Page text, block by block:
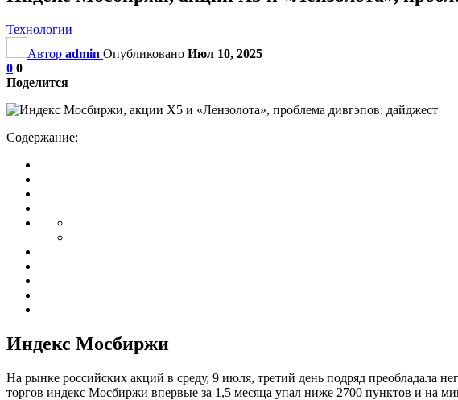
Технологии
Автор admin Опубликовано Июл 10, 2025
0 0
Поделится
Содержание:
Индекс Мосбиржи
На рынке российских акций в среду, 9 июля, третий день подряд преобладала
торгов индекс Мосбиржи впервые за 1,5 месяца упал ниже 2700 пунктов и на